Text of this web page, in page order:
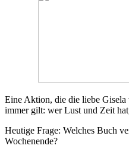
Eine Aktion, die die liebe Gisela
immer gilt: wer Lust und Zeit
Heutige Frage: Welches Buch
Wochenende?